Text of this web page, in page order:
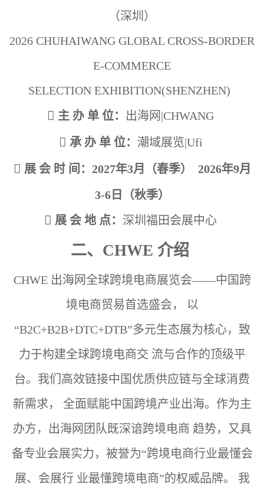
（深圳）
2026 CHUHAIWANG GLOBAL CROSS-BORDER
E-COMMERCE
SELECTION EXHIBITION(SHENZHEN)
 主 办 单 位： 出海网|CHWANG
 承 办 单 位： 潮域展览|Ufi
 展 会 时 间：2027年3月（春季） 2026年9月
3-6日（秋季）
 展 会 地 点： 深圳福田会展中心
二、CHWE 介绍
CHWE 出海网全球跨境电商展览会——中国跨
境电商贸易首选盛会，
以
“B2C+B2B+DTC+DTB”多元生态展为核心，致
力于构建全球跨境电商交 流与合作的顶级平
台。我们高效链接中国优质供应链与全球消费
新需求， 全面赋能中国跨境产业出海。作为主
办方，出海网团队既深谙跨境电商 趋势，又具
备专业会展实力，被誉为“跨境电商行业最懂会
展、会展行 业最懂跨境电商”的权威品牌。 我